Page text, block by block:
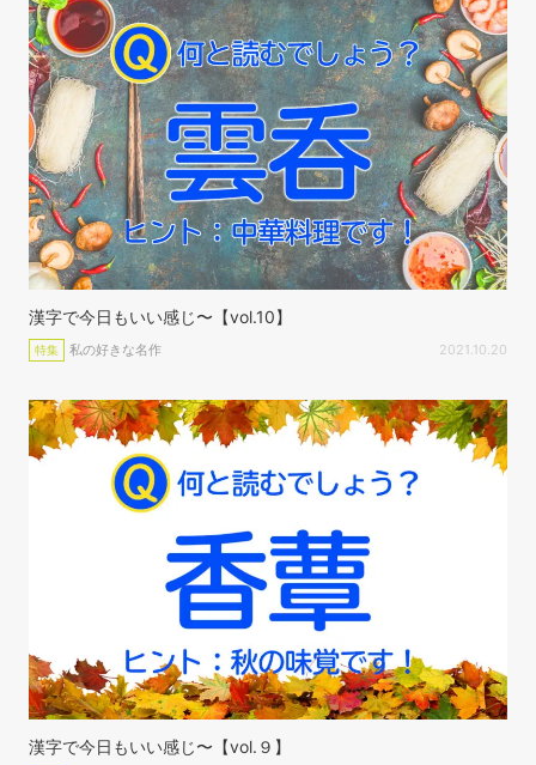
漢字で今日もいい感じ〜【vol.10】
特集 私の好きな名作 2021.10.20
漢字で今日もいい感じ〜【vol.９】